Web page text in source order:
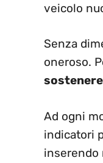
veicolo
Senza
oneroso.
Ad ogni
indicatori
inserendo